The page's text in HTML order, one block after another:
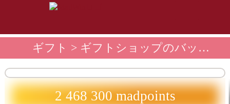
ギフト > ギフトショップのバッグとアクセサリー
2 468 300 madpoints